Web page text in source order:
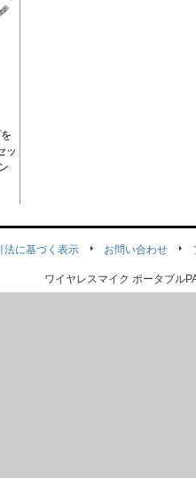
ッ
法に基づく表示 お問い合わせ
ワイヤレスマイク ポータブル